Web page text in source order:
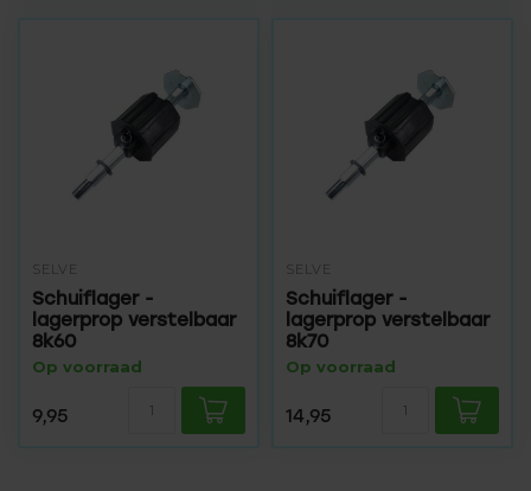
SELVE
Schuiflager -
lagerprop verstelbaar
8k60
Op voorraad
9,95
SELVE
Schuiflager -
lagerprop verstelbaar
8k70
Op voorraad
14,95